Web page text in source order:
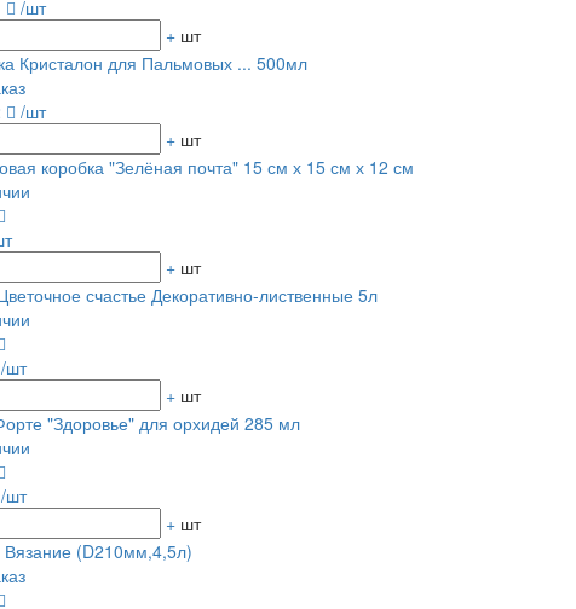
/шт
+ шт
Кристалон для Пальмовых ... 500мл
/шт
+ шт
коробка "Зелёная почта" 15 см х 15 см х 12 см
+ шт
счастье Декоративно-лиственные 5л
/шт
+ шт
"Здоровье" для орхидей 285 мл
/шт
+ шт
(D210мм,4,5л)